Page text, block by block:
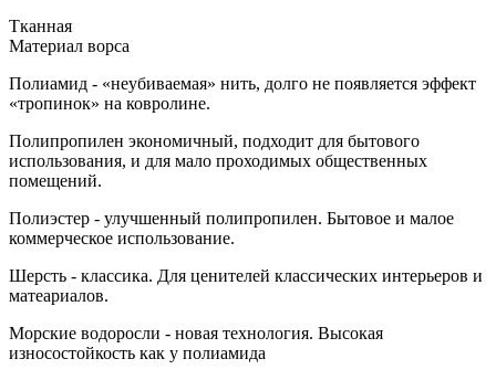
Тканная
Материал ворса
Полиамид - «неубиваемая» нить, долго не появляется эффект
«тропинок» на ковролине.
Полипропилен экономичный, подходит для бытового
использования, и для мало проходимых общественных
помещений.
Полиэстер - улучшенный полипропилен. Бытовое и малое
коммерческое использование.
Шерсть - классика. Для ценителей классических интерьеров и
матеариалов.
Морские водоросли - новая технология. Высокая
износостойкость как у полиамида